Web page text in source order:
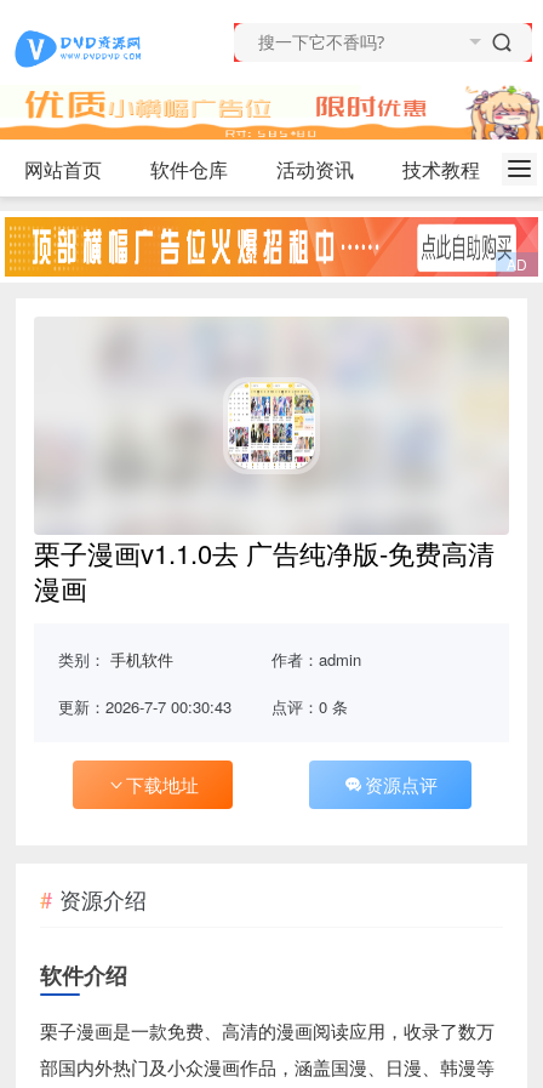
网站首页 软件仓库 活动资讯 技术教程
栗子漫画v1.1.0去 广告纯净版-免费高清
漫画
类别：手机软件 作者：admin
更新：2026-7-7 00:30:43 点评：0 条
下载地址 资源点评
资源介绍
软件介绍
栗子漫画是一款免费、高清的漫画阅读应用，收录了数万
部国内外热门及小众漫画作品，涵盖国漫、日漫、韩漫等